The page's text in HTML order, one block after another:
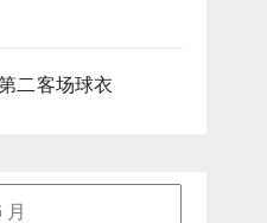
二客场球衣
月